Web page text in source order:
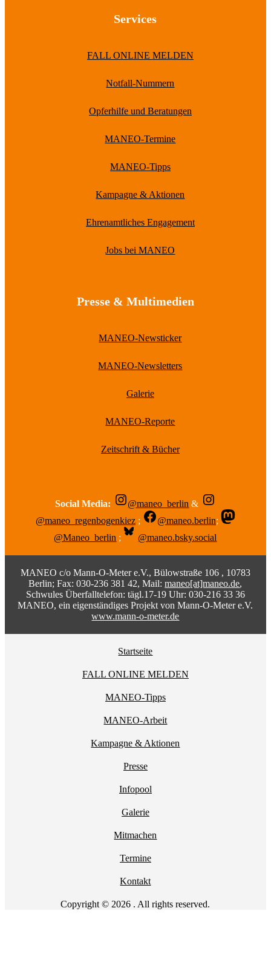
Services
FALL ONLINE MELDEN
Notfall-Nummern
Opferhilfe und Beratungen
MANEO-Termine
MANEO-Tipps
Kampagne & Aktionen
Ehrenamtliches Engagement
Jobs bei MANEO
Presse & Multimedien
MANEO-Newsticker
MANEO-Newsletters
Galerie
MANEO-Reporte
Zeitschrift & Bücher
Social Media: @maneo_berlin &
@maneo_regenbogenkiez ; @maneo.berlin;
@Maneo_berlin ; @maneo.bsky.social
MANEO c/o Mann-O-Meter e.V., Bülowstraße 106 , 10783
Berlin; Fax: 030-236 381 42, Mail:maneo[at]maneo.de,
Schwules Überfalltelefon: tägl.17-19 Uhr: 030-216 33 36
MANEO, ein eigenständiges Projekt von Mann-O-Meter e.V.
www.mann-o-meter.de
Startseite
FALL ONLINE MELDEN
MANEO-Tipps
MANEO-Arbeit
Kampagne & Aktionen
Presse
Infopool
Galerie
Mitmachen
Termine
Kontakt
Copyright © 2026 . All rights reserved.